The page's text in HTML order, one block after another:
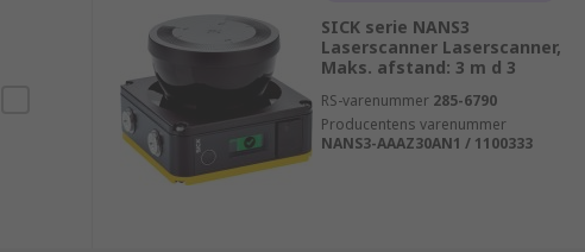
SICK serie NANS3
Laserscanner Laserscanner,
Maks. afstand: 3 m d 3
RS-varenummer 285-6790
Producentens varenummer
NANS3-AAAZ30AN1 / 1100333